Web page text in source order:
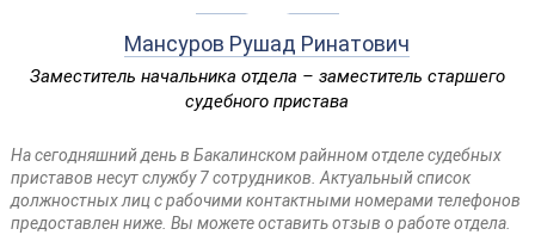
Мансуров Рушад Ринатович
Заместитель начальника отдела – заместитель старшего
судебного пристава
На сегодняшний день в Бакалинском райнном отделе судебных
приставов несут службу 7 сотрудников. Актуальный список
должностных лиц с рабочими контактными номерами телефонов
предоставлен ниже. Вы можете оставить отзыв о работе отдела.